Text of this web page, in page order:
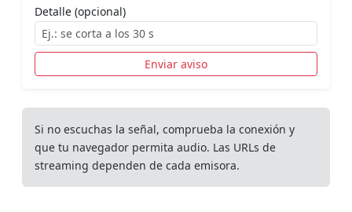
Detalle (opcional)
Enviar aviso
Si no escuchas la señal, comprueba la conexión y
que tu navegador permita audio. Las URLs de
streaming dependen de cada emisora.